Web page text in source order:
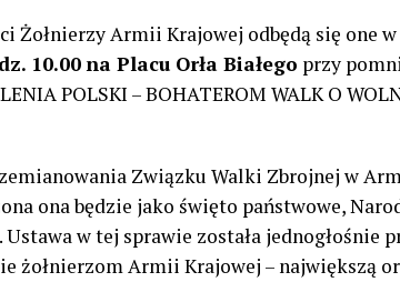
Żołnierzy Armii Krajowej odbędą się one w
10.00na Placu Orła Białego przy
POLSKI – BOHATEROM WALK O
Związku Walki Zbrojnej w
ona będzie jako święto państwowe,
w tej sprawie została jednogłośnie
żołnierzom Armii Krajowej – największą